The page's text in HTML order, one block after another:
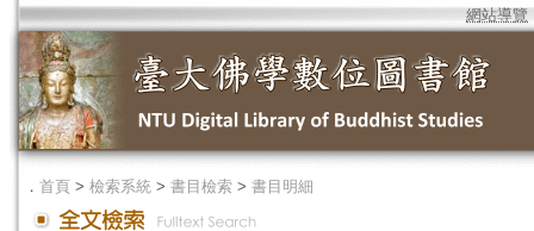
網站導覽
． 首頁 > 檢索系統 > 書目檢索 > 書目明細